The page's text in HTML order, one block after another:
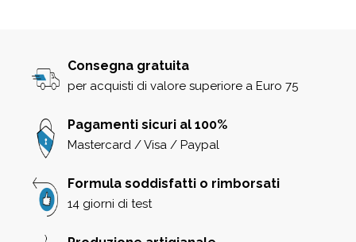
Consegna gratuita
per acquisti di valore superiore a Euro 75
Pagamenti sicuri al 100%
Mastercard / Visa / Paypal
Formula soddisfatti o rimborsati
14 giorni di test